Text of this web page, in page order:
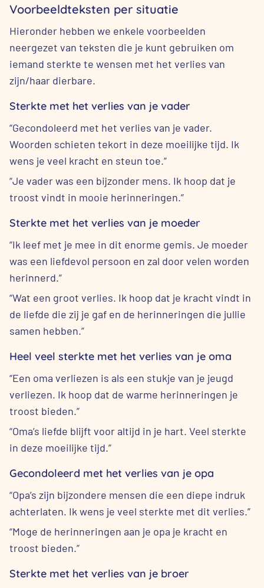
Voorbeeldteksten per situatie
Hieronder hebben we enkele voorbeelden
neergezet van teksten die je kunt gebruiken om
iemand sterkte te wensen met het verlies van
zijn/haar dierbare.
Sterkte met het verlies van je vader
“Gecondoleerd met het verlies van je vader.
Woorden schieten tekort in deze moeilijke tijd. Ik
wens je veel kracht en steun toe.”
“Je vader was een bijzonder mens. Ik hoop dat je
troost vindt in mooie herinneringen.”
Sterkte met het verlies van je moeder
“Ik leef met je mee in dit enorme gemis. Je moeder
was een liefdevol persoon en zal door velen worden
herinnerd.”
“Wat een groot verlies. Ik hoop dat je kracht vindt in
de liefde die zij je gaf en de herinneringen die jullie
samen hebben.”
Heel veel sterkte met het verlies van je oma
“Een oma verliezen is als een stukje van je jeugd
verliezen. Ik hoop dat de warme herinneringen je
troost bieden.”
“Oma’s liefde blijft voor altijd in je hart. Veel sterkte
in deze moeilijke tijd.”
Gecondoleerd met het verlies van je opa
“Opa’s zijn bijzondere mensen die een diepe indruk
achterlaten. Ik wens je veel sterkte met dit verlies.”
“Moge de herinneringen aan je opa je kracht en
troost bieden.”
Sterkte met het verlies van je broer